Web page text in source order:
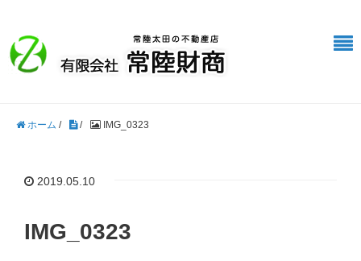
ホーム / / IMG_0323
2019.05.10
IMG_0323